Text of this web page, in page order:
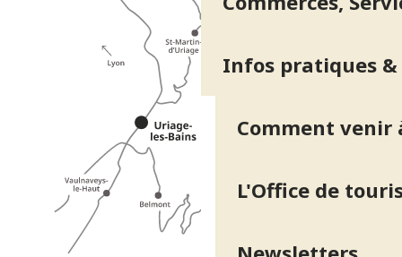
Infos pratiques &
Comment venir
L'Office de